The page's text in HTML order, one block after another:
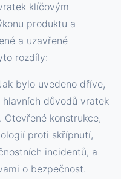
klíčovým
produktu a
a uzavřené
rozdíly:
bylo uvedeno dříve,
důvodů vratek
konstrukce,
proti skřípnutí,
incidentů, a
o bezpečnost.